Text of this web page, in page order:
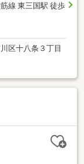
線 東三国駅 徒歩
区十八条３丁目